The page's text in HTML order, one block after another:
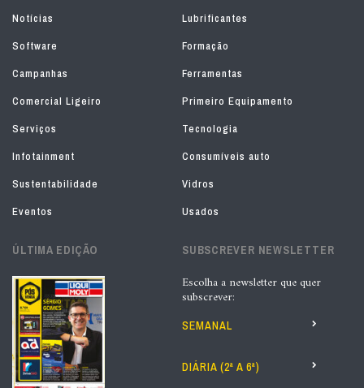
Notícias
Lubrificantes
Software
Formação
Campanhas
Ferramentas
Comercial Ligeiro
Primeiro Equipamento
Serviços
Tecnologia
Infotainment
Consumíveis auto
Sustentabilidade
Vidros
Eventos
Usados
ÚLTIMA EDIÇÃO SUBSCREVER NEWSLETTER
Escolha a newsletter que quer
subscrever:
SEMANAL
DIÁRIA (2ª A 6ª)